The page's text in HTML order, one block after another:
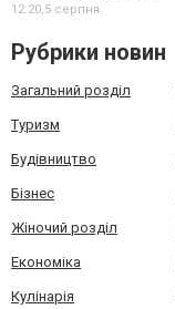
12:20,5 серпня
Рубрики новин
Загальний розділ
Туризм
Будівництво
Бізнес
Жіночий розділ
Економіка
Кулінарія